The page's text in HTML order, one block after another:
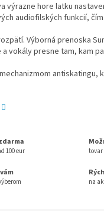
výrazne hore latku
audiofilských funkcií,
Výborná prenoska
vokály presne tam, kam
antiskatingu,
100 eur tovar
na